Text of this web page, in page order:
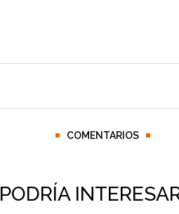
COMENTARIOS
PODRÍA